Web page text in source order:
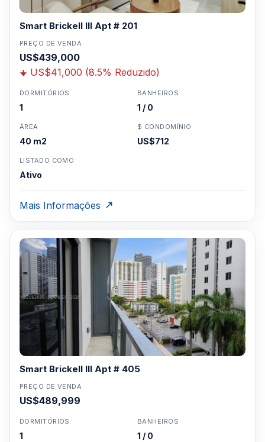
Smart Brickell III Apt # 201
PREÇO DE VENDA
US$439,000
US$41,000 (8.5% Reduzido)
DORMITÓRIOS
1
BANHEIROS
1 / 0
ÁREA
40 m2
$ CONDOMÍNIO
US$712
LISTADO COMO
Ativo
Mais Informações
Smart Brickell III Apt # 405
PREÇO DE VENDA
US$489,999
DORMITÓRIOS
1
BANHEIROS
1 / 0